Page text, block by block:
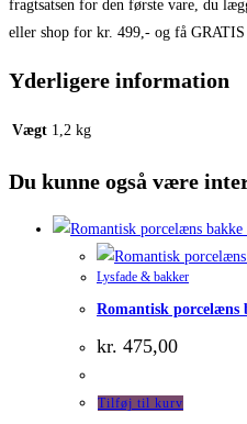
fragtsatsen for den første vare, du
eller shop for kr. 499,- og få
Yderligere information
Vægt 1,2 kg
Du kunne også være
Lysfade & bakker
Romantisk porcelæns
kr. 475,00
Tilføj til kurv